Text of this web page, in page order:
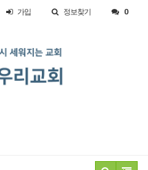
가입 정보찾기 0